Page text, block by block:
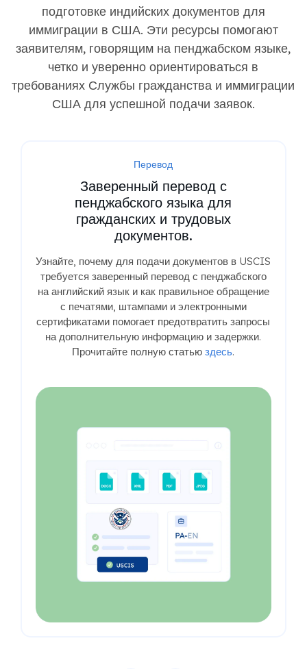
подготовке индийских документов для
иммиграции в США. Эти ресурсы помогают
заявителям, говорящим на пенджабском языке,
четко и уверенно ориентироваться в
требованиях Службы гражданства и иммиграции
США для успешной подачи заявок.
Перевод
Заверенный перевод с
пенджабского языка для
гражданских и трудовых
документов.
Узнайте, почему для подачи документов в USCIS
требуется заверенный перевод с пенджабского
на английский язык и как правильное обращение
с печатями, штампами и электронными
сертификатами помогает предотвратить запросы
на дополнительную информацию и задержки.
Прочитайте полную статью здесь.